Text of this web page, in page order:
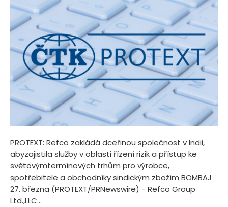
PROTEXT: Refco zakládá dceřinou společnost v Indii,
abyzajistila služby v oblasti řízení rizik a přístup ke
světovýmtermínových trhům pro výrobce,
spotřebitele a obchodníky sindickým zbožím BOMBAJ
27. března (PROTEXT/PRNewswire) - Refco Group
Ltd.,LLC...